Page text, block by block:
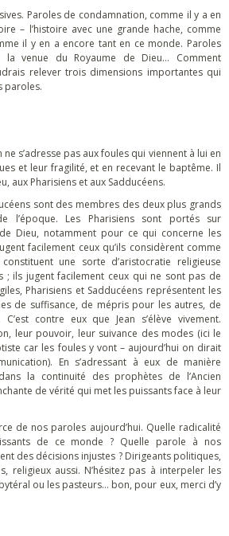
Paroles de condamnation, comme il y a en
– l’histoire avec une grande hache, comme
il y en a encore tant en ce monde. Paroles
la venue du Royaume de Dieu… Comment
relever trois dimensions importantes qui
paroles.
ne s’adresse pas aux foules qui viennent à lui en
et leur fragilité, et en recevant le baptême. Il
aux Pharisiens et aux Sadducéens.
sont des membres des deux plus grands
l’époque. Les Pharisiens sont portés sur
Dieu, notamment pour ce qui concerne les
facilement ceux qu’ils considèrent comme
une sorte d’aristocratie religieuse
; ils jugent facilement ceux qui ne sont pas de
Pharisiens et Sadducéens représentent les
de suffisance, de mépris pour les autres, de
contre eux que Jean s’élève vivement.
leur pouvoir, leur suivance des modes (ici le
car les foules y vont – aujourd’hui on dirait
En s’adressant à eux de manière
la continuité des prophètes de l’Ancien
de vérité qui met les puissants face à leur
de nos paroles aujourd’hui. Quelle radicalité
de ce monde ? Quelle parole à nos
des décisions injustes ? Dirigeants politiques,
religieux aussi. N’hésitez pas à interpeler les
ou les pasteurs… bon, pour eux, merci d’y